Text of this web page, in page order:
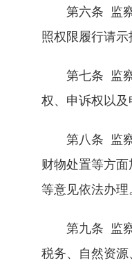
第六条 监察
照权限履行请示
第七条 监察
权、申诉权以及
第八条 监察
财物处置等方
等意见依法办理
第九条 监察
税务、自然资